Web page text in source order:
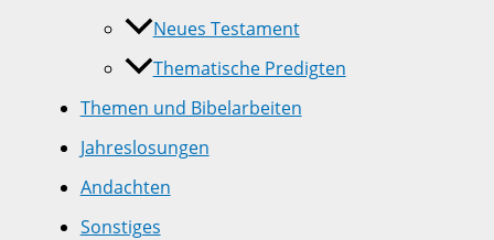
Neues Testament
Thematische Predigten
Themen und Bibelarbeiten
Jahreslosungen
Andachten
Sonstiges